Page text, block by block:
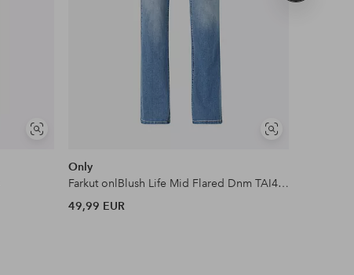
Näytä
Näytä
Only
Farkut onlBlush Life Mid Flared Dnm TAI467
49,99 EUR